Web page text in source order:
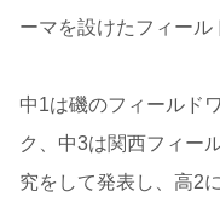
ーマを設けたフィール
中1は磯のフィールド
ク、中3は関西フィー
究をして発表し、高2